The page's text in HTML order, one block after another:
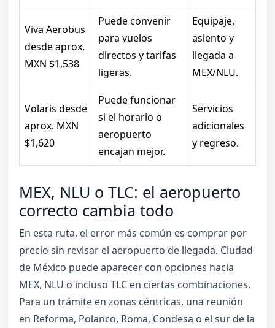
Viva Aerobus
desde aprox.
MXN $1,538
Puede convenir
para vuelos
directos y tarifas
ligeras.
Equipaje,
asiento y
llegada a
MEX/NLU.
Volaris desde
aprox. MXN
$1,620
Puede funcionar
si el horario o
aeropuerto
encajan mejor.
Servicios
adicionales
y regreso.
MEX, NLU o TLC: el aeropuerto
correcto cambia todo
En esta ruta, el error más común es comprar por
precio sin revisar el aeropuerto de llegada. Ciudad
de México puede aparecer con opciones hacia
MEX, NLU o incluso TLC en ciertas combinaciones.
Para un trámite en zonas céntricas, una reunión
en Reforma, Polanco, Roma, Condesa o el sur de la